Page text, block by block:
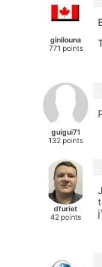
ginilouna
771 points
guigui71
132 points
dfuriet
42 points